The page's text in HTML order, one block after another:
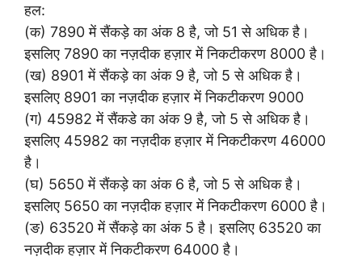
हल:
(क) 7890 में सैंकड़े का अंक 8 है, जो 51 से अधिक है।
इसलिए 7890 का नज़दीक हज़ार में निकटीकरण 8000 है।
(ख) 8901 में सैंकड़े का अंक 9 है, जो 5 से अधिक है।
इसलिए 8901 का नज़दीक हज़ार में निकटीकरण 9000
(ग) 45982 में सैंकडे का अंक 9 है, जो 5 से अधिक है।
इसलिए 45982 का नज़दीक हज़ार में निकटीकरण 46000
है।
(घ) 5650 में सैंकड़े का अंक 6 है, जो 5 से अधिक है।
इसलिए 5650 का नज़दीक हज़ार में निकटीकरण 6000 है।
(ङ) 63520 में सैंकड़े का अंक 5 है। इसलिए 63520 का
नज़दीक हज़ार में निकटीकरण 64000 है।